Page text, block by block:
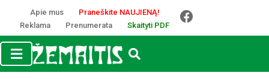
Apie mus
Praneškite NAUJIENĄ!
Reklama
Prenumerata Skaityti PDF